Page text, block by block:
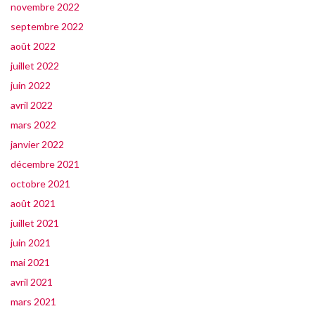
novembre 2022
septembre 2022
août 2022
juillet 2022
juin 2022
avril 2022
mars 2022
janvier 2022
décembre 2021
octobre 2021
août 2021
juillet 2021
juin 2021
mai 2021
avril 2021
mars 2021